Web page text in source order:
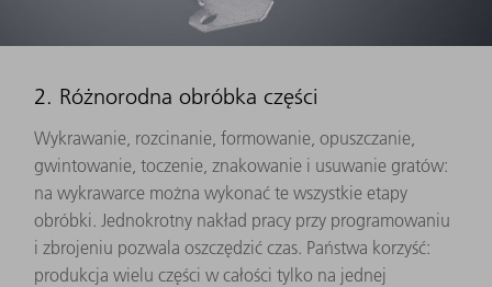
2. Różnorodna obróbka części
Wykrawanie, rozcinanie, formowanie, opuszczanie,
gwintowanie, toczenie, znakowanie i usuwanie gratów:
na wykrawarce można wykonać te wszystkie etapy
obróbki. Jednokrotny nakład pracy przy programowaniu
i zbrojeniu pozwala oszczędzić czas. Państwa korzyść:
produkcja wielu części w całości tylko na jednej